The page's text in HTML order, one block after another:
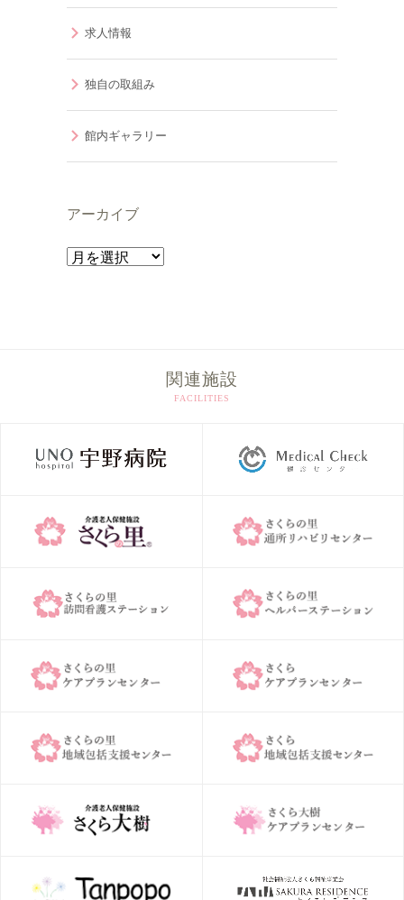
求人情報
独自の取組み
館内ギャラリー
アーカイブ
ア
関連施設
FACILITIES